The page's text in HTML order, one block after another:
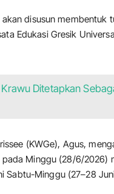
disusun membentuk
Edukasi Gresik
Ditetapkan
(KWGe), Agus,
Minggu (28/6/2026)
Sabtu-Minggu (27–28